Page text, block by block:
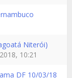
Niterói)
10:21
DF 10/03/18